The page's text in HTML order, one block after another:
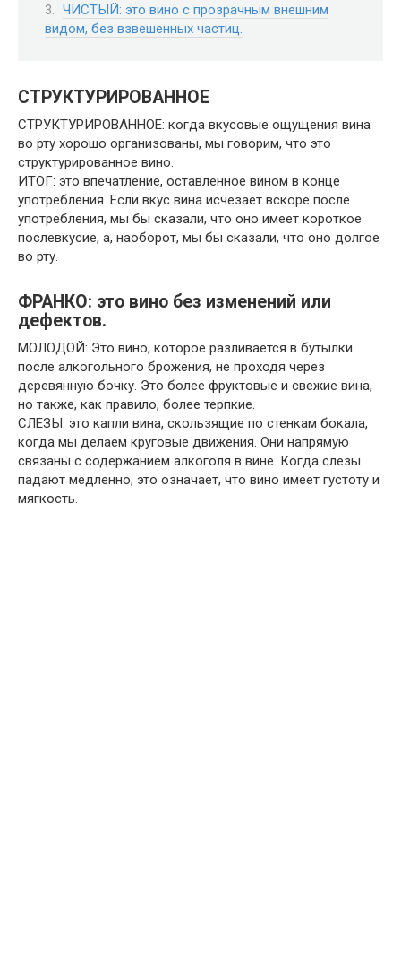
ЧИСТЫЙ: это вино с прозрачным внешним
видом, без взвешенных частиц.
СТРУКТУРИРОВАННОЕ
СТРУКТУРИРОВАННОЕ: когда вкусовые ощущения вина
во рту хорошо организованы, мы говорим, что это
структурированное вино.
ИТОГ: это впечатление, оставленное вином в конце
употребления. Если вкус вина исчезает вскоре после
употребления, мы бы сказали, что оно имеет короткое
послевкусие, а, наоборот, мы бы сказали, что оно долгое
во рту.
ФРАНКО: это вино без изменений или
дефектов.
МОЛОДОЙ: Это вино, которое разливается в бутылки
после алкогольного брожения, не проходя через
деревянную бочку. Это более фруктовые и свежие вина,
но также, как правило, более терпкие.
СЛЕЗЫ: это капли вина, скользящие по стенкам бокала,
когда мы делаем круговые движения. Они напрямую
связаны с содержанием алкоголя в вине. Когда слезы
падают медленно, это означает, что вино имеет густоту и
мягкость.